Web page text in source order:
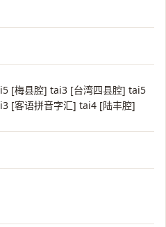
[梅县腔] tai3 [台湾四县腔] tai5
[客语拼音字汇] tai4 [陆丰腔]